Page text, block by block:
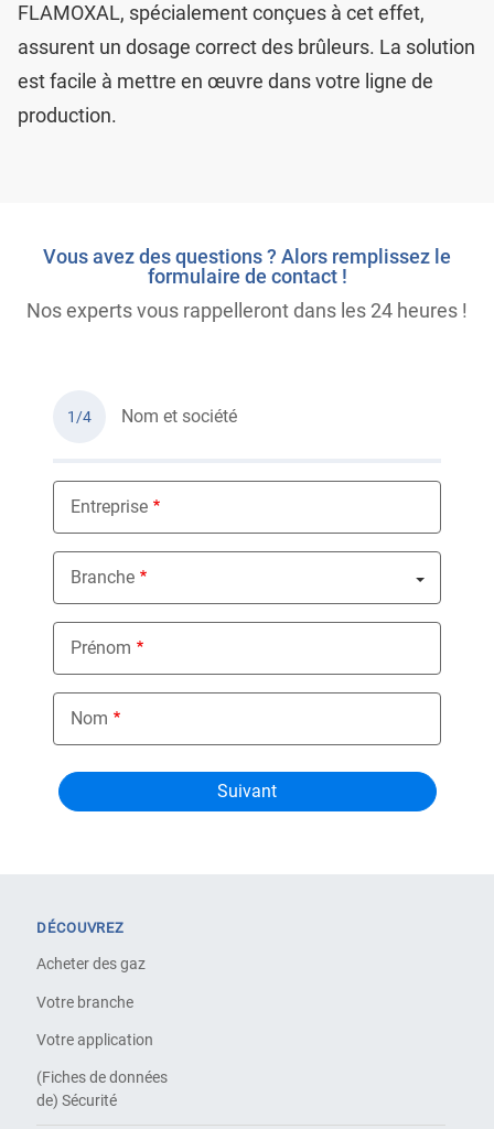
FLAMOXAL, spécialement conçues à cet effet,
assurent un dosage correct des brûleurs. La solution
est facile à mettre en œuvre dans votre ligne de
production.
Vous avez des questions ? Alors remplissez le
formulaire de contact !
Nos experts vous rappelleront dans les 24 heures !
1/4 Nom et société
Entreprise
Branche
Nothing selected
Prénom
Nom
DÉCOUVREZ
Acheter des gaz
Votre branche
Votre application
(Fiches de données
de) Sécurité